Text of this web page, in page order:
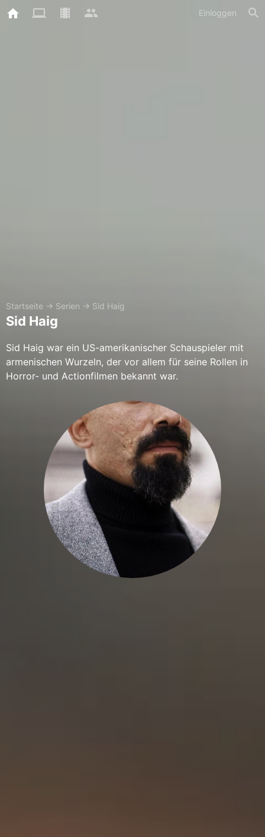
Einloggen
Startseite → Serien → Sid Haig
Sid Haig
Sid Haig war ein US-amerikanischer Schauspieler mit
armenischen Wurzeln, der vor allem für seine Rollen in
Horror- und Actionfilmen bekannt war.